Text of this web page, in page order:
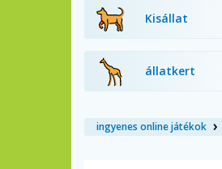
Kisállat
állatkert
ingyenes online játékok